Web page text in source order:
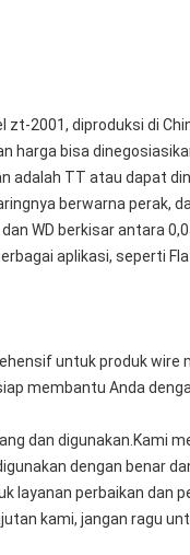
zt-2001, diproduksi di
harga bisa
TT atau dapat
berwarna perak,
WD berkisar antara
aplikasi, seperti
untuk produk wire
membantu Anda
dan digunakan.Kami
dengan benar
layanan perbaikan dan
kami, jangan ragu